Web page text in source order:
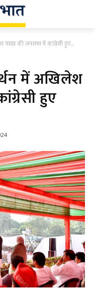
की जनसभा में कांग्रेसी हुए...
में अखिलेश
हुए